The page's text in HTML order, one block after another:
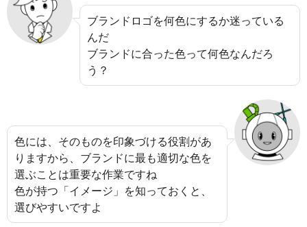
ブランドロゴを何色にするか迷っている
んだ
ブランドに合った色って何色なんだろ
う？
色には、そのものを印象づける役割があ
りますから、ブランドに最も適切な色を
選ぶことは重要な作業ですね
色が持つ「イメージ」を知っておくと、
選びやすいですよ